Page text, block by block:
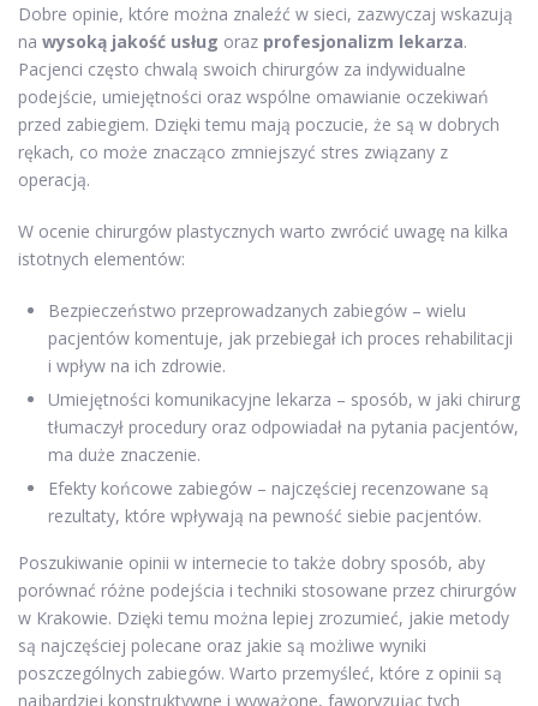
Dobre opinie, które można znaleźć w sieci, zazwyczaj wskazują
na wysoką jakość usług oraz profesjonalizm lekarza.
Pacjenci często chwalą swoich chirurgów za indywidualne
podejście, umiejętności oraz wspólne omawianie oczekiwań
przed zabiegiem. Dzięki temu mają poczucie, że są w dobrych
rękach, co może znacząco zmniejszyć stres związany z
operacją.
W ocenie chirurgów plastycznych warto zwrócić uwagę na kilka
istotnych elementów:
Bezpieczeństwo przeprowadzanych zabiegów – wielu
pacjentów komentuje, jak przebiegał ich proces rehabilitacji
i wpływ na ich zdrowie.
Umiejętności komunikacyjne lekarza – sposób, w jaki chirurg
tłumaczył procedury oraz odpowiadał na pytania pacjentów,
ma duże znaczenie.
Efekty końcowe zabiegów – najczęściej recenzowane są
rezultaty, które wpływają na pewność siebie pacjentów.
Poszukiwanie opinii w internecie to także dobry sposób, aby
porównać różne podejścia i techniki stosowane przez chirurgów
w Krakowie. Dzięki temu można lepiej zrozumieć, jakie metody
są najczęściej polecane oraz jakie są możliwe wyniki
poszczególnych zabiegów. Warto przemyśleć, które z opinii są
najbardziej konstruktywne i wyważone, faworyzując tych